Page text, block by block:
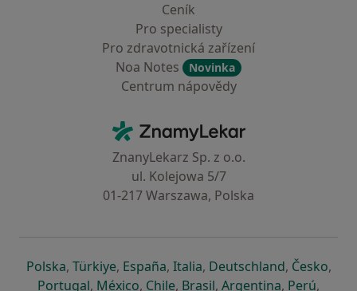
Ceník
Pro specialisty
Pro zdravotnická zařízení
Noa Notes
Novinka
Centrum nápovědy
ZnamyLekar - Hlavní stránka
ZnanyLekarz Sp. z o.o.
ul. Kolejowa 5/7
01-217 Warszawa, Polska
Polskase otevře v nové záložce
, Türkiyese otevře v nové záložce
, Españase otevře v nové záložce
, Italiase otevře v nové záložce
, Deutschlandse otevře v
, Českose
,
Portugalse otevře v nové záložce
, Méxicose otevře v nové záložce
, Chilese otevře v nové záložce
, Brasilse otevře v nové
, Argentinase otevře v
, Perúse
,